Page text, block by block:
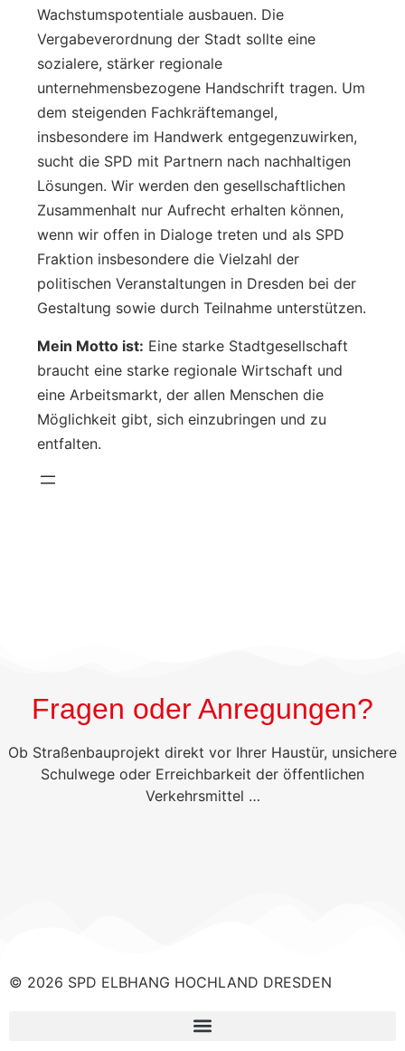
Wachstumspotentiale ausbauen. Die
Vergabeverordnung der Stadt sollte eine
sozialere, stärker regionale
unternehmensbezogene Handschrift tragen. Um
dem steigenden Fachkräftemangel,
insbesondere im Handwerk entgegenzuwirken,
sucht die SPD mit Partnern nach nachhaltigen
Lösungen. Wir werden den gesellschaftlichen
Zusammenhalt nur Aufrecht erhalten können,
wenn wir offen in Dialoge treten und als SPD
Fraktion insbesondere die Vielzahl der
politischen Veranstaltungen in Dresden bei der
Gestaltung sowie durch Teilnahme unterstützen.
Mein Motto ist: Eine starke Stadtgesellschaft
braucht eine starke regionale Wirtschaft und
eine Arbeitsmarkt, der allen Menschen die
Möglichkeit gibt, sich einzubringen und zu
entfalten.
Fragen oder Anregungen?
Ob Straßenbauprojekt direkt vor Ihrer Haustür, unsichere
Schulwege oder Erreichbarkeit der öffentlichen
Verkehrsmittel …
© 2026 SPD ELBHANG HOCHLAND DRESDEN